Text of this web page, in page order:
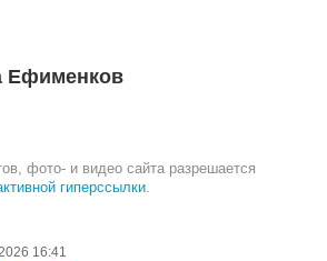
Ефименков
фото- и видео сайта разрешается
гиперссылки
16:41